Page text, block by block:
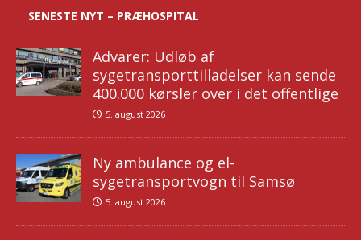
SENESTE NYT – PRÆHOSPITAL
Advarer: Udløb af
sygetransporttilladelser kan sende
400.000 kørsler over i det offentlige
5. august 2026
Ny ambulance og el-
sygetransportvogn til Samsø
5. august 2026